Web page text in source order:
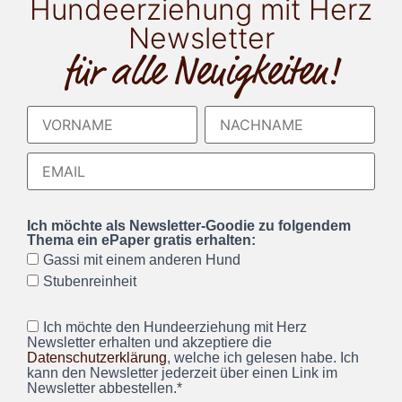
Hundeerziehung mit Herz
Newsletter
für alle Neuigkeiten!
Ich möchte als Newsletter-Goodie zu folgendem
Thema ein ePaper gratis erhalten:
Gassi mit einem anderen Hund
Stubenreinheit
Ich möchte den Hundeerziehung mit Herz
Newsletter erhalten und akzeptiere die
Datenschutzerklärung, welche ich gelesen habe. Ich
kann den Newsletter jederzeit über einen Link im
Newsletter abbestellen.*